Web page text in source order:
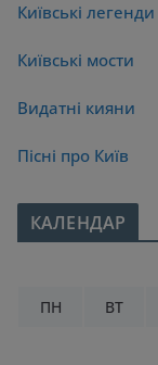
Київські легенди
Київські мости
Видатні кияни
Пісні про Київ
КАЛЕНДАР
ПН
ВТ